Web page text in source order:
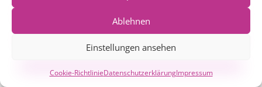
Ablehnen
Einstellungen ansehen
Cookie-RichtlinieDatenschutzerklärungImpressum